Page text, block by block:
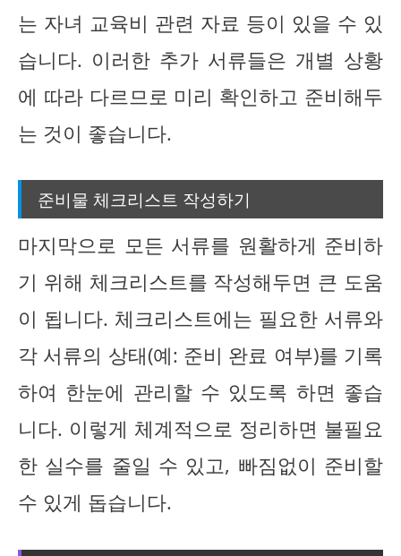
는 자녀 교육비 관련 자료 등이 있을 수 있
습니다. 이러한 추가 서류들은 개별 상황
에 따라 다르므로 미리 확인하고 준비해두
는 것이 좋습니다.
준비물 체크리스트 작성하기
마지막으로 모든 서류를 원활하게 준비하
기 위해 체크리스트를 작성해두면 큰 도움
이 됩니다. 체크리스트에는 필요한 서류와
각 서류의 상태(예: 준비 완료 여부)를 기록
하여 한눈에 관리할 수 있도록 하면 좋습
니다. 이렇게 체계적으로 정리하면 불필요
한 실수를 줄일 수 있고, 빠짐없이 준비할
수 있게 돕습니다.